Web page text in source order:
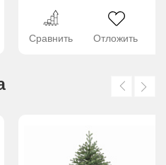
Сравнить Отложить